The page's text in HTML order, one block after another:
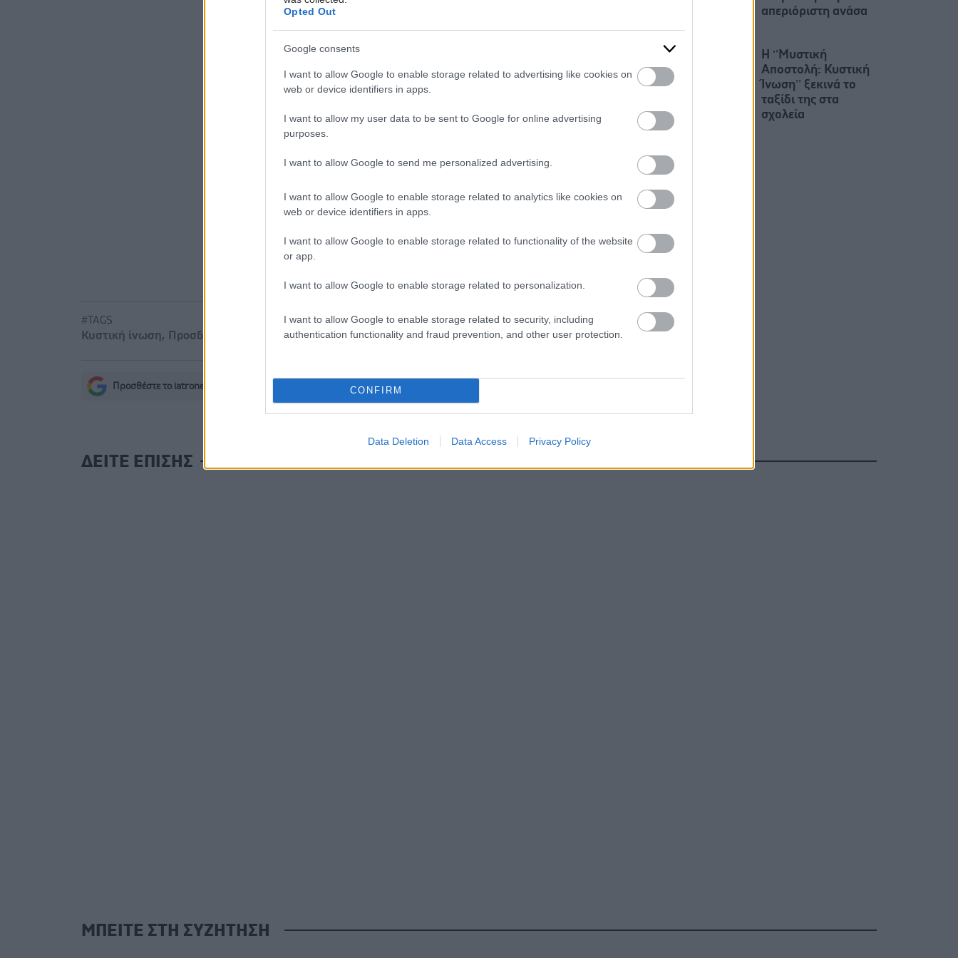
Opted Out
Google consents
I want to allow Google to enable storage related to advertising like cookies on
web or device identifiers in apps.
I want to allow my user data to be sent to Google for online advertising
purposes.
I want to allow Google to send me personalized advertising.
I want to allow Google to enable storage related to analytics like cookies on
web or device identifiers in apps.
I want to allow Google to enable storage related to functionality of the website
or app.
I want to allow Google to enable storage related to personalization.
I want to allow Google to enable storage related to security, including
authentication functionality and fraud prevention, and other user protection.
CONFIRM
Data Deletion Data Access Privacy Policy
Πηγές:
Lancet Respiratory Medicine
Τραγανά και υγιεινά σνακ αντί για πατατάκια
Νέο φάρμακο για την παχυσαρκία: Σημαντική απώλεια βάρους
Μαγειρικά σκεύη και υγεία: Τι δείχνουν οι νέες μελέτες
#TAGS
Κυστική ίνωση, Προσδόκιμο ζωής
Προσθέστε το iatronet.gr στο Discover
απεριόριστη ανάσα
Η ‘’Μυστική
Αποστολή: Κυστική
Ίνωση’’ ξεκινά το
ταξίδι της στα
σχολεία
ΔΕΙΤΕ ΕΠΙΣΗΣ
ΜΠΕΙΤΕ ΣΤΗ ΣΥΖΗΤΗΣΗ